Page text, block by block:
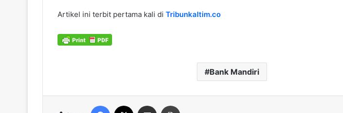
Artikel ini terbit pertama kali di Tribunkaltim.co
Bank Mandiri
Facebook Share via Email